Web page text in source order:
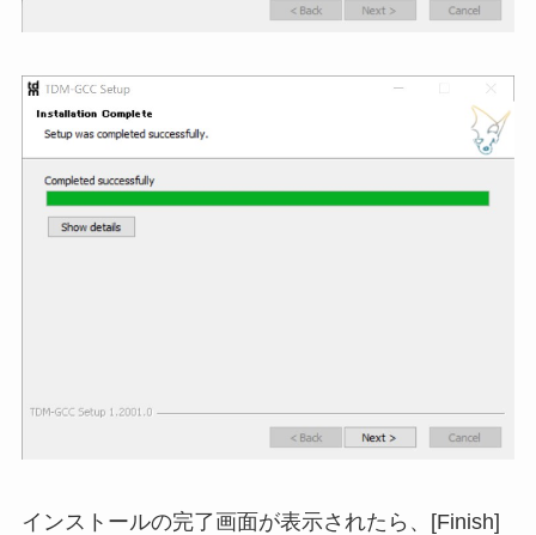
インストールの完了画面が表示されたら、[Finish]